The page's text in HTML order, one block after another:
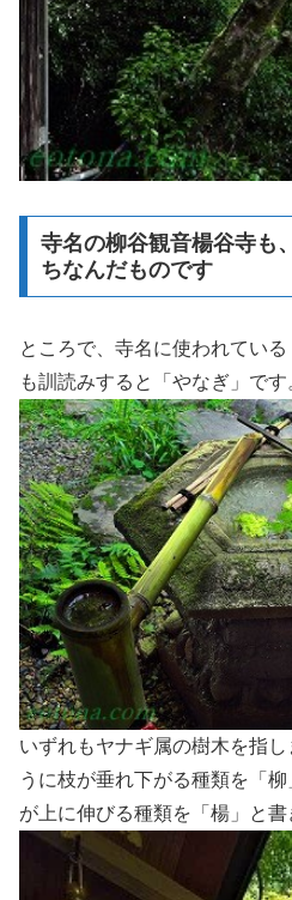
寺名の柳谷観音楊谷寺も
ちなんだものです
ところで、寺名に使われてい
も訓読みすると「やなぎ」です
いずれもヤナギ属の樹木を指
うに枝が垂れ下がる種類を「
が上に伸びる種類を「楊」と書